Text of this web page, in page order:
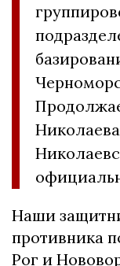
Наши
противника
Рог и